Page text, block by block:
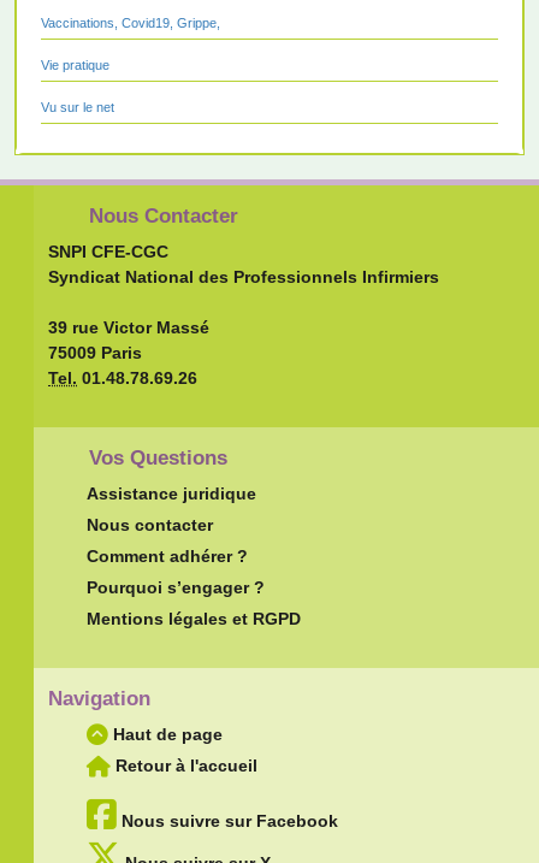
Vaccinations, Covid19, Grippe,
Vie pratique
Vu sur le net
Nous Contacter
SNPI CFE-CGC
Syndicat National des Professionnels Infirmiers
39 rue Victor Massé
75009 Paris
Tel. 01.48.78.69.26
Vos Questions
Assistance juridique
Nous contacter
Comment adhérer ?
Pourquoi s’engager ?
Mentions légales et RGPD
Navigation
Haut de page
Retour à l'accueil
Nous suivre sur Facebook